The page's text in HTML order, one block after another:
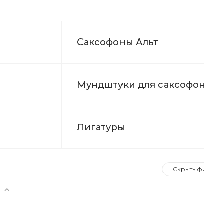
Саксофоны Альт
Мундштуки для
Лигатуры
Скрыть